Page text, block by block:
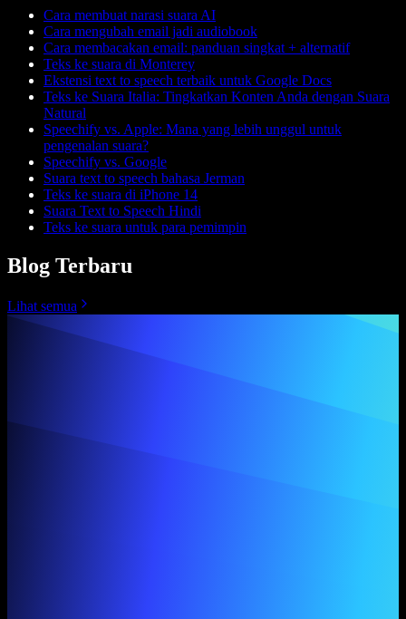
Cara membuat narasi suara AI
Cara mengubah email jadi audiobook
Cara membacakan email: panduan singkat + alternatif
Teks ke suara di Monterey
Ekstensi text to speech terbaik untuk Google Docs
Teks ke Suara Italia: Tingkatkan Konten Anda dengan Suara
Natural
Speechify vs. Apple: Mana yang lebih unggul untuk
pengenalan suara?
Speechify vs. Google
Suara text to speech bahasa Jerman
Teks ke suara di iPhone 14
Suara Text to Speech Hindi
Teks ke suara untuk para pemimpin
Blog Terbaru
Lihat semua